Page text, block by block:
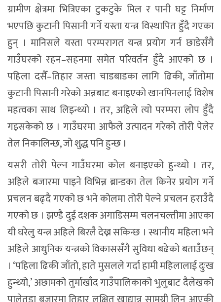
ग्रामीण क्षेत्रमा भित्रिएका टुकटुके मिल र पानी घट्ट निर्माण
भएपछि कुटानी पिसानी गर्ने यस्ता यन्त्र विस्थापित हुँदै गएका
हुन् । मानिसले यस्ता परम्परागत यन्त्र प्रयोग गर्न छाडेसँगै
गाउँघरको रहन–सहनमा समेत परिवर्तन हुँदै आएको छ ।
पहिला दसैँ–तिहार जस्ता चाडबाडका लागि ढिकी, जाँतोमा
कुटानी पिसानी गरेको अन्नबाट बनाइएको खानपिनलाई विशेष
महत्वका साथ लिइन्थ्यो । तर, अहिले त्यो परम्परा लोप हुँदै
गइसकेको छ । गाउँघरमा आफैले उत्पादन गरेको तोरी पेलेर
तेल निकालिन्छ, जो शुद्ध पनि हुन्छ ।
यसरी तोरी पेल्न गाउँघरमा कोल बनाइएको हुन्थ्यो । तर,
अहिले बजारमा पाइने विभिन्न ब्रान्डका तेल किनेर प्रयोग गर्ने
प्रचलन बढ्दै गएको छ भने कोलमा तोरी पेल्ने प्रचलन हराउँदै
गएको छ । झण्डै दुई दशक अगाडिसम्म चलनचल्तीमा आएका
यी घरेलु यन्त्र अहिले बिरलै देख्न सकिन्छ । स्थानीय महिला भने
अहिले आधुनिक यन्त्रको विकाससँगै सुविधा बढेको बताउँछन्
। ‘पहिला ढिकी जाँतो, हाते मुसलले गर्दा हामी महिलालाई दुःख
हुन्थ्यो,’ अछामको तुर्माखाँद गाउँपालिकाको भुलुबाट दैलेखको